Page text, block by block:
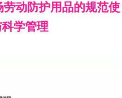
动防护用品的规范使
学管理